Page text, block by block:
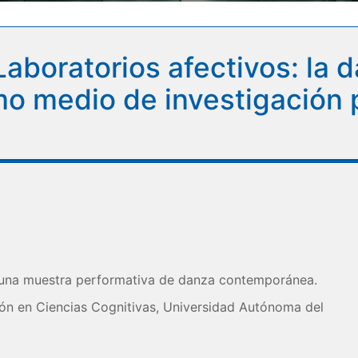
afectivos: la
medio de investigación
muestra performativa de danza contemporánea.
en Ciencias Cognitivas, Universidad Autónoma del